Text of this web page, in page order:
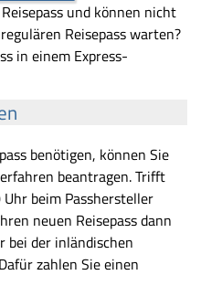
und können nicht
Reisepass warten?
in einem Express-
benötigen, können Sie
beantragen. Trifft
beim Passhersteller
neuen Reisepass dann
bei der inländischen
zahlen Sie einen